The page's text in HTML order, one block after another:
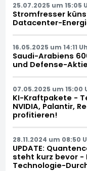
25.07.2025 um 15:05
Stromfresser
Datacenter-
16.05.2025 um 14:11
Saudi-Arabiens
und Defense-
07.05.2025 um 15:00
KI-Kraftpakete -
NVIDIA, Palantir,
profitieren!
28.11.2024 um 08:50
UPDATE:
steht kurz bevor
Technologie-